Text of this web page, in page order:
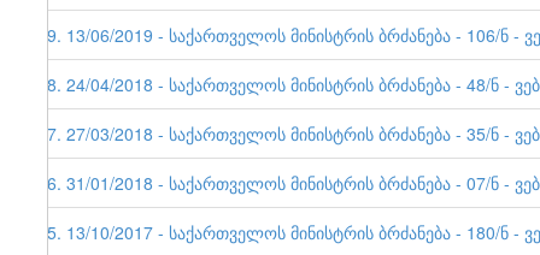
39. 13/06/2019 - საქართველოს მინისტრის ბრძანება - 106/ნ -
38. 24/04/2018 - საქართველოს მინისტრის ბრძანება - 48/ნ -
37. 27/03/2018 - საქართველოს მინისტრის ბრძანება - 35/ნ -
36. 31/01/2018 - საქართველოს მინისტრის ბრძანება - 07/ნ -
35. 13/10/2017 - საქართველოს მინისტრის ბრძანება - 180/ნ -